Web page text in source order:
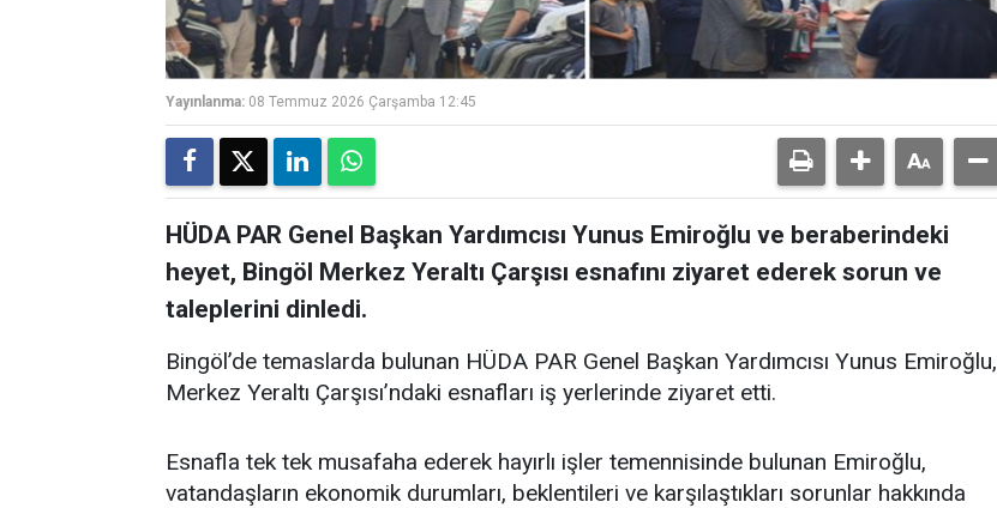
Yayınlanma: 08 Temmuz 2026 Çarşamba 12:45
HÜDA PAR Genel Başkan Yardımcısı Yunus Emiroğlu ve beraberindeki
heyet, Bingöl Merkez Yeraltı Çarşısı esnafını ziyaret ederek sorun ve
taleplerini dinledi.
Bingöl’de temaslarda bulunan HÜDA PAR Genel Başkan Yardımcısı Yunus Emiroğlu,
Merkez Yeraltı Çarşısı’ndaki esnafları iş yerlerinde ziyaret etti.
Esnafla tek tek musafaha ederek hayırlı işler temennisinde bulunan Emiroğlu,
vatandaşların ekonomik durumları, beklentileri ve karşılaştıkları sorunlar hakkında